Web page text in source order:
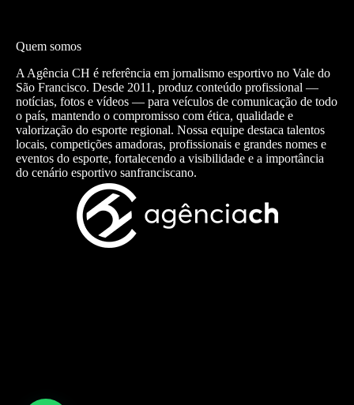
Quem somos
A Agência CH é referência em jornalismo esportivo no Vale do
São Francisco. Desde 2011, produz conteúdo profissional —
notícias, fotos e vídeos — para veículos de comunicação de todo
o país, mantendo o compromisso com ética, qualidade e
valorização do esporte regional. Nossa equipe destaca talentos
locais, competições amadoras, profissionais e grandes nomes e
eventos do esporte, fortalecendo a visibilidade e a importância
do cenário esportivo sanfranciscano.